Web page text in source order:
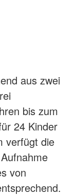
aus zwei
bis zum
24 Kinder
verfügt die
von